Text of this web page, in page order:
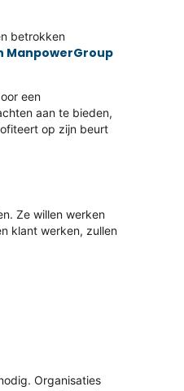
betrokken
ManpowerGroup
een
aan te bieden,
op zijn beurt
Ze willen werken
klant werken, zullen
Organisaties